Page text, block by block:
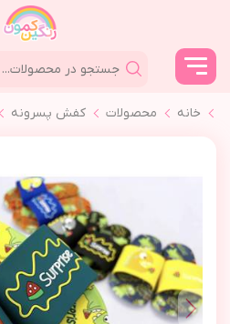
خانه محصولات كفش پسرونه